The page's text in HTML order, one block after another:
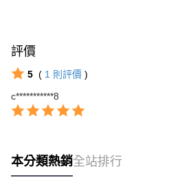
評價
5 ( 1 則評價 )
c***********8
本分類熱銷全站排行